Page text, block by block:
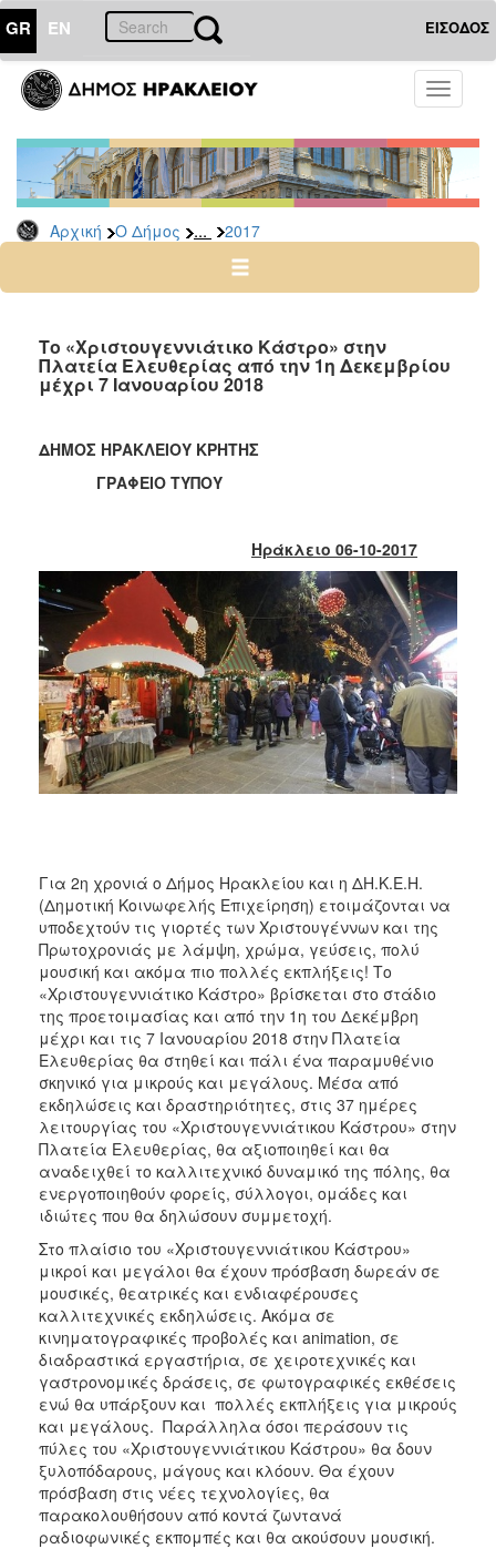
GR EN ΕΙΣΟΔΟΣ
Toggle
Αρχική Ο Δήμος ... 2017
ΔΗΜΟΣ
Δελτία
Τύπου
Αρχείο
2026
2024
2022
2016
2015
2013
2012
2011
2010
2006
ΤΟΠΟΣ
ΠΟΛΙΤΙΣΜΟΣ
ΑΝΘΕΚΤΙΚΗ
ΠΟΛΗ
Το «Χριστουγεννιάτικο Κάστρο» στην
Πλατεία Ελευθερίας από την 1η Δεκεμβρίου
μέχρι 7 Ιανουαρίου 2018
ΔΗΜΟΣ ΗΡΑΚΛΕΙΟΥ ΚΡΗΤΗΣ
ΓΡΑΦΕΙΟ ΤΥΠΟΥ
Ηράκλειο 06-10-2017
Για 2η χρονιά ο Δήμος Ηρακλείου και η ΔΗ.Κ.Ε.Η.
(Δημοτική Κοινωφελής Επιχείρηση) ετοιμάζονται να
υποδεχτούν τις γιορτές των Χριστουγέννων και της
Πρωτοχρονιάς με λάμψη, χρώμα, γεύσεις, πολύ
μουσική και ακόμα πιο πολλές εκπλήξεις! Το
«Χριστουγεννιάτικο Κάστρο» βρίσκεται στο στάδιο
της προετοιμασίας και από την 1η του Δεκέμβρη
μέχρι και τις 7 Ιανουαρίου 2018 στην Πλατεία
Ελευθερίας θα στηθεί και πάλι ένα παραμυθένιο
σκηνικό για μικρούς και μεγάλους. Μέσα από
εκδηλώσεις και δραστηριότητες, στις 37 ημέρες
λειτουργίας του «Χριστουγεννιάτικου Κάστρου» στην
Πλατεία Ελευθερίας, θα αξιοποιηθεί και θα
αναδειχθεί το καλλιτεχνικό δυναμικό της πόλης, θα
ενεργοποιηθούν φορείς, σύλλογοι, ομάδες και
ιδιώτες που θα δηλώσουν συμμετοχή.
Στο πλαίσιο του «Χριστουγεννιάτικου Κάστρου»
μικροί και μεγάλοι θα έχουν πρόσβαση δωρεάν σε
μουσικές, θεατρικές και ενδιαφέρουσες
καλλιτεχνικές εκδηλώσεις. Ακόμα σε
κινηματογραφικές προβολές και animation, σε
διαδραστικά εργαστήρια, σε χειροτεχνικές και
γαστρονομικές δράσεις, σε φωτογραφικές εκθέσεις
ενώ θα υπάρξουν και πολλές εκπλήξεις για μικρούς
και μεγάλους. Παράλληλα όσοι περάσουν τις
πύλες του «Χριστουγεννιάτικου Κάστρου» θα δουν
ξυλοπόδαρους, μάγους και κλόουν. Θα έχουν
πρόσβαση στις νέες τεχνολογίες, θα
παρακολουθήσουν από κοντά ζωντανά
ραδιοφωνικές εκπομπές και θα ακούσουν μουσική.